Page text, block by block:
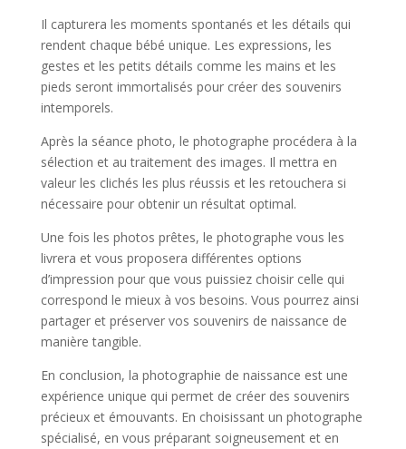
Il capturera les moments spontanés et les détails qui
rendent chaque bébé unique. Les expressions, les
gestes et les petits détails comme les mains et les
pieds seront immortalisés pour créer des souvenirs
intemporels.
Après la séance photo, le photographe procédera à la
sélection et au traitement des images. Il mettra en
valeur les clichés les plus réussis et les retouchera si
nécessaire pour obtenir un résultat optimal.
Une fois les photos prêtes, le photographe vous les
livrera et vous proposera différentes options
d’impression pour que vous puissiez choisir celle qui
correspond le mieux à vos besoins. Vous pourrez ainsi
partager et préserver vos souvenirs de naissance de
manière tangible.
En conclusion, la photographie de naissance est une
expérience unique qui permet de créer des souvenirs
précieux et émouvants. En choisissant un photographe
spécialisé, en vous préparant soigneusement et en